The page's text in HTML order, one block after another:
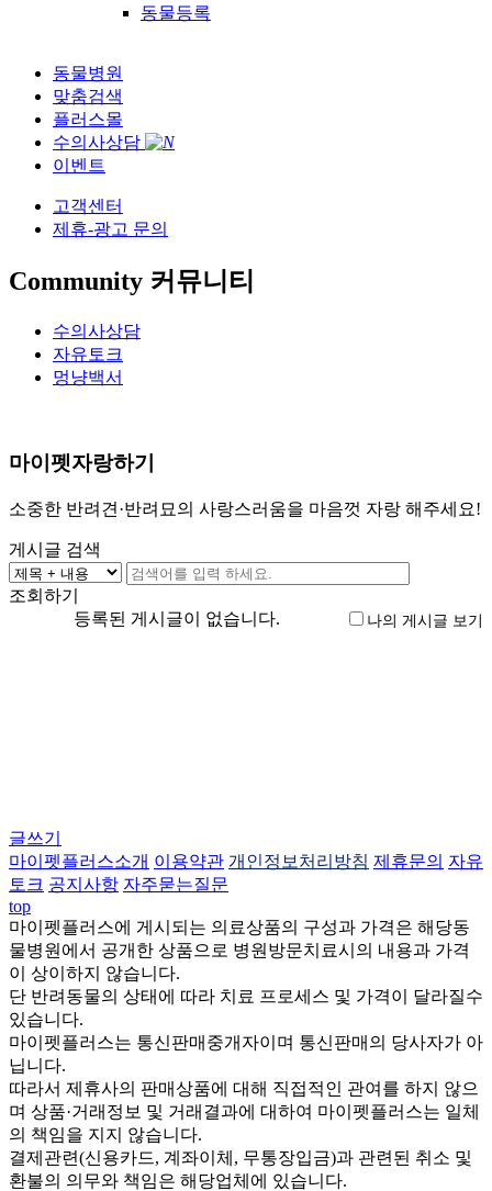
동물등록
동물병원
맞춤검색
플러스몰
수의사상담
이벤트
고객센터
제휴-광고 문의
Community 커뮤니티
수의사상담
자유토크
멍냥백서
마이펫자랑하기
소중한 반려견·반려묘의 사랑스러움을 마음껏 자랑 해주세요!
게시글 검색
조회하기
나의 게시글 보기
등록된 게시글이 없습니다.
글쓰기
마이펫플러스소개 이용약관 개인정보처리방침 제휴문의 자유
토크 공지사항 자주묻는질문
top
마이펫플러스에 게시되는 의료상품의 구성과 가격은 해당동
물병원에서 공개한 상품으로 병원방문치료시의 내용과 가격
이 상이하지 않습니다.
단 반려동물의 상태에 따라 치료 프로세스 및 가격이 달라질수
있습니다.
마이펫플러스는 통신판매중개자이며 통신판매의 당사자가 아
닙니다.
따라서 제휴사의 판매상품에 대해 직접적인 관여를 하지 않으
며 상품·거래정보 및 거래결과에 대하여 마이펫플러스는 일체
의 책임을 지지 않습니다.
결제관련(신용카드, 계좌이체, 무통장입금)과 관련된 취소 및
환불의 의무와 책임은 해당업체에 있습니다.